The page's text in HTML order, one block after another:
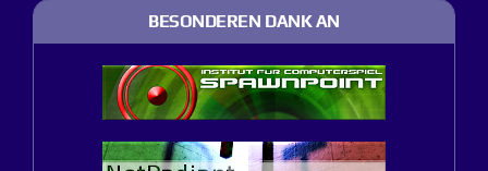
BESONDEREN DANK AN